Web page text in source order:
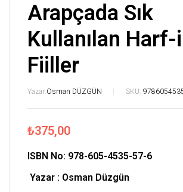
Arapçada Sık
Kullanılan Harf-
Fiiller
Yazar:Osman DÜZGÜN SKU:
₺375,00
ISBN No: 978-605-4535-57-6
Yazar : Osman Düzgün